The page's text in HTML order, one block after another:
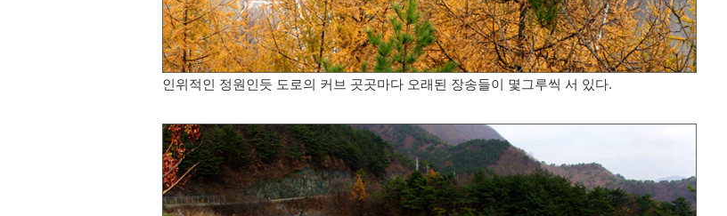
인위적인 정원인듯 도로의 커브 곳곳마다 오래된 장송들이 몇그루씩 서 있다.